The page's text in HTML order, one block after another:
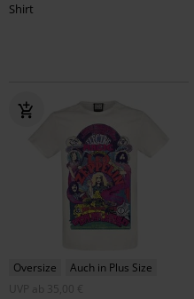
Shirt
Oversize
Auch in Plus Size
UVP
ab
35,00 €